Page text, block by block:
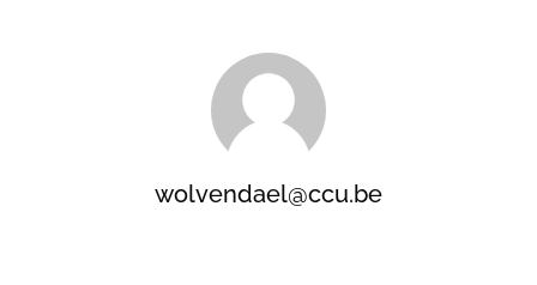
wolvendael@ccu.be